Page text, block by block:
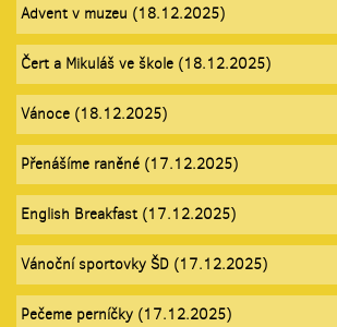
Advent v muzeu (18.12.2025)
Čert a Mikuláš ve škole (18.12.2025)
Vánoce (18.12.2025)
Přenášíme raněné (17.12.2025)
English Breakfast (17.12.2025)
Vánoční sportovky ŠD (17.12.2025)
Pečeme perníčky (17.12.2025)